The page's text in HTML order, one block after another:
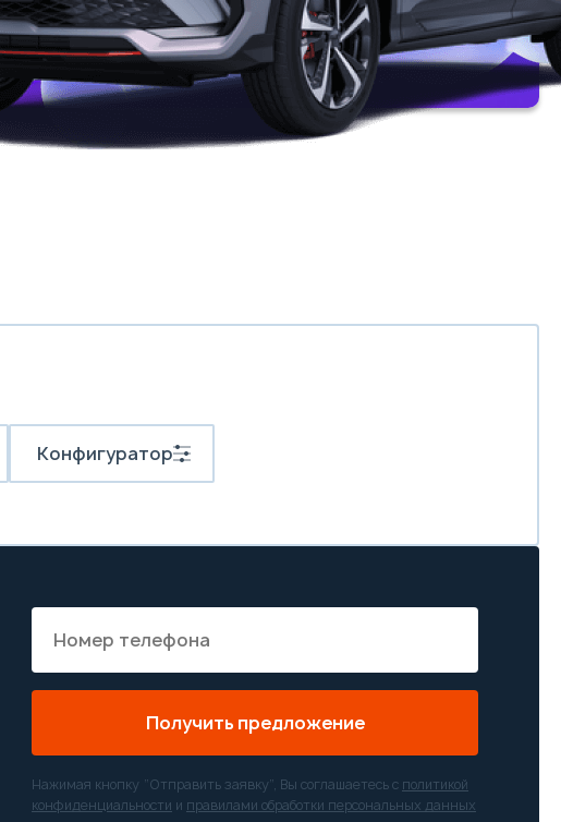
Конфигуратор
Получить предложение
Нажимая кнопку “Отправить заявку”, Вы соглашаетесь с политикой
конфиденциальности и правилами обработки персональных данных